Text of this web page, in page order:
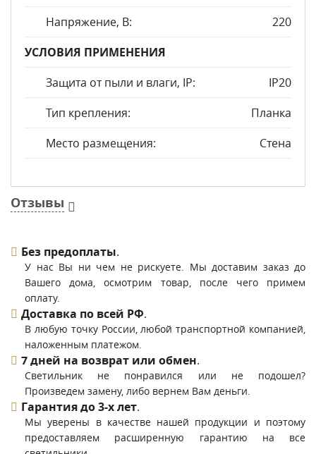
Напряжение, В:
220
УСЛОВИЯ ПРИМЕНЕНИЯ
Защита от пыли и влаги, IP:
IP20
Тип крепления:
Планка
Место размещения:
Стена
Отзывы
Без предоплаты.
У нас Вы ни чем не рискуете. Мы доставим заказ до
Вашего дома, осмотрим товар, после чего примем
оплату.
Доставка по всей РФ.
В любую точку России, любой транспортной компанией,
наложенным платежом.
7 дней на возврат или обмен.
Светильник не понравился или не подошел?
Произведем замену, либо вернем Вам деньги.
Гарантия до 3-х лет.
Мы уверены в качестве нашей продукции и поэтому
предоставляем расширенную гарантию на все